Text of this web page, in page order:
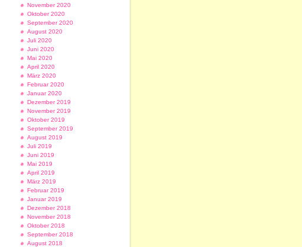
November 2020
Oktober 2020
September 2020
August 2020
Juli 2020
Juni 2020
Mai 2020
April 2020
März 2020
Februar 2020
Januar 2020
Dezember 2019
November 2019
Oktober 2019
September 2019
August 2019
Juli 2019
Juni 2019
Mai 2019
April 2019
März 2019
Februar 2019
Januar 2019
Dezember 2018
November 2018
Oktober 2018
September 2018
August 2018